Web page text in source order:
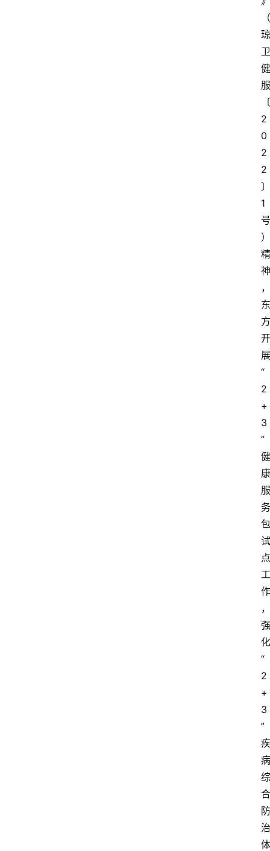
（
琼
卫
健
服
〔
2
0
2
2
〕
1
号
）
精
神
，
东
方
开
展
“
2
+
3
”
健
康
服
务
包
试
点
工
作
，
强
化
“
2
+
3
”
疾
病
综
合
防
治
体